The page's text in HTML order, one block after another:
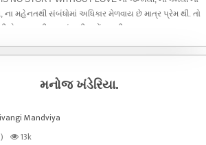
ના મહેનતથી સંબંધોમાં અધિકાર મેળવાય છે માત્ર પ્રેમ થી. તો
સાગર ની ઝરણાં સુધી પહોંચવાની સફર.
મનોજ ખંડેરિયા.
Mandviya
13k